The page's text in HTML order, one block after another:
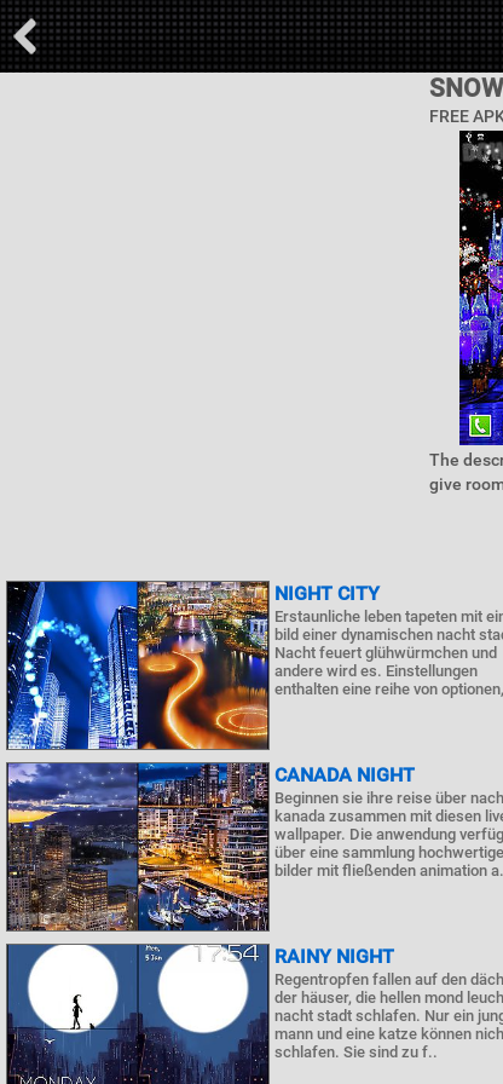
FREE
The
give
NIGHT CITY
Erstaunliche leben tapeten mit
bild einer dynamischen nacht
Nacht feuert glühwürmchen und
andere wird es. Einstellungen
enthalten eine reihe von
CANADA NIGHT
Beginnen sie ihre reise über
kanada zusammen mit diesen
wallpaper. Die anwendung
über eine sammlung
bilder mit fließenden animation
RAINY NIGHT
Regentropfen fallen auf den
der häuser, die hellen mond
nacht stadt schlafen. Nur ein
mann und eine katze können
schlafen. Sie sind zu f..